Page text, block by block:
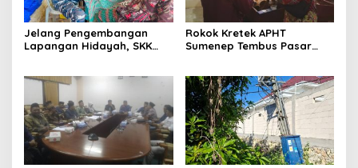
Jelang Pengembangan
Lapangan Hidayah, SKK
Nelayan Sampang
Rokok Kretek APHT
Sumenep Tembus Pasar